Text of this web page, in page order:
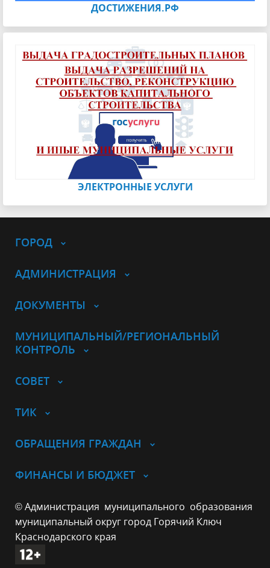
ДОСТИЖЕНИЯ.РФ
ЭЛЕКТРОННЫЕ УСЛУГИ
ГОРОД
АДМИНИСТРАЦИЯ
ДОКУМЕНТЫ
МУНИЦИПАЛЬНЫЙ/РЕГИОНАЛЬНЫЙ
КОНТРОЛЬ
СОВЕТ
ТИК
ОБРАЩЕНИЯ ГРАЖДАН
ФИНАНСЫ И БЮДЖЕТ
© Администрация муниципального образования
муниципальный округ город Горячий Ключ
Краснодарского края